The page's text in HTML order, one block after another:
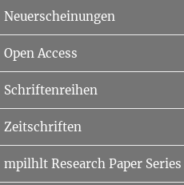
Neuerscheinungen
Open Access
Schriftenreihen
Zeitschriften
mpilhlt Research Paper Series